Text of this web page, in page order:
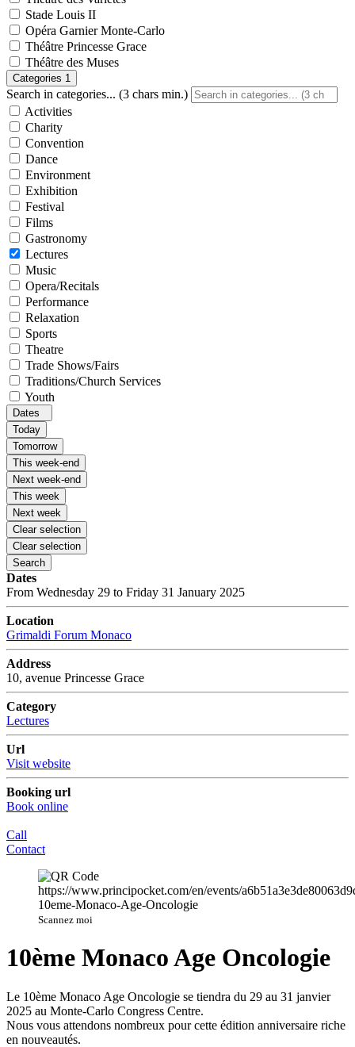
Stade Louis II
Opéra Garnier Monte-Carlo
Théâtre Princesse Grace
Théâtre des Muses
Categories 1
Search in categories... (3 chars min.)
Activities
Charity
Convention
Dance
Environment
Exhibition
Festival
Films
Gastronomy
Lectures
Music
Opera/Recitals
Performance
Relaxation
Sports
Theatre
Trade Shows/Fairs
Traditions/Church Services
Youth
Dates
Today
Tomorrow
This week-end
Next week-end
This week
Next week
Clear selection
Clear selection
Search
Dates
From Wednesday 29 to Friday 31 January 2025
Location
Grimaldi Forum Monaco
Address
10, avenue Princesse Grace
Category
Lectures
Url
Visit website
Booking url
Book online
Call
Contact
Scannez moi
10ème Monaco Age Oncologie
Le 10ème Monaco Age Oncologie se tiendra du 29 au 31 janvier
2025 au Monte-Carlo Congress Centre.
Nous vous attendons nombreux pour cette édition anniversaire riche
en nouveautés.